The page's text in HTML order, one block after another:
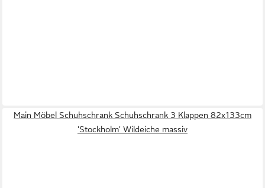
Main Möbel Schuhschrank Schuhschrank 3 Klappen 82x133cm
'Stockholm' Wildeiche massiv